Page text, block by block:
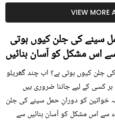
کیوں کھانا چاہیے؟
VIEW MORE
سینے کی جلن کیوں ہوتی
اس مشکل کو آسان بنائیں
جلن کیوں ہوتی ہے؟ اب چند گھریلو
کسی کے لیے جاننا ضروری ہیں
خواتین کو دورانِ حمل سینے کی جلن
سے اس مشکل کو آسان بنائیں سے